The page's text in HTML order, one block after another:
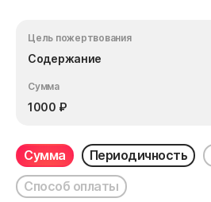
Цель пожертвования
Содержание
Сумма
1000 ₽
Сумма Периодичность
Способ оплаты